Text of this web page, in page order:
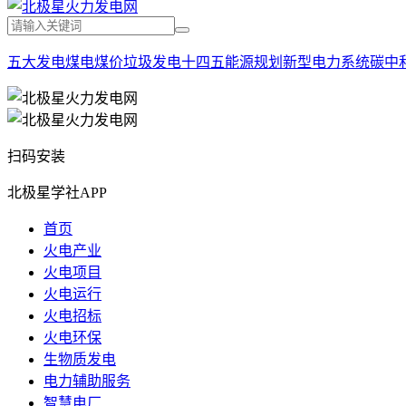
五大发电煤电煤价垃圾发电十四五能源规划 新型电力系统碳中
扫码安装
北极星学社APP
首页
火电产业
火电项目
火电运行
火电招标
火电环保
生物质发电
电力辅助服务
智慧电厂